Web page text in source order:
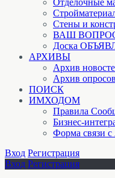
Стены и
ВАШ
Доска
АРХИВЫ
Архив
Архив опросов
ПОИСК
ИМХОДОМ
Правила
Бизнес-
Форма связи
Вход Регистрация
Вход Регистрация